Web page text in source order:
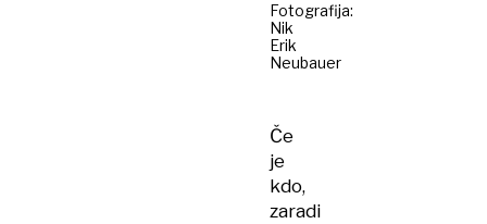
Fotografija:
Nik
Erik
Neubauer
Če
je
kdo,
zaradi